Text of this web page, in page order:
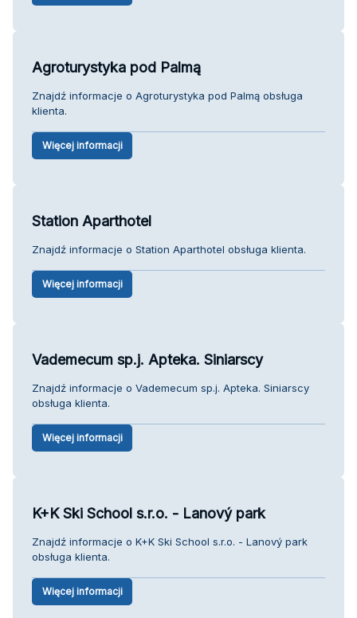
Agroturystyka pod Palmą
Znajdź informacje o Agroturystyka pod Palmą obsługa
klienta.
Więcej informacji
Station Aparthotel
Znajdź informacje o Station Aparthotel obsługa klienta.
Więcej informacji
Vademecum sp.j. Apteka. Siniarscy
Znajdź informacje o Vademecum sp.j. Apteka. Siniarscy
obsługa klienta.
Więcej informacji
K+K Ski School s.r.o. - Lanový park
Znajdź informacje o K+K Ski School s.r.o. - Lanový park
obsługa klienta.
Więcej informacji